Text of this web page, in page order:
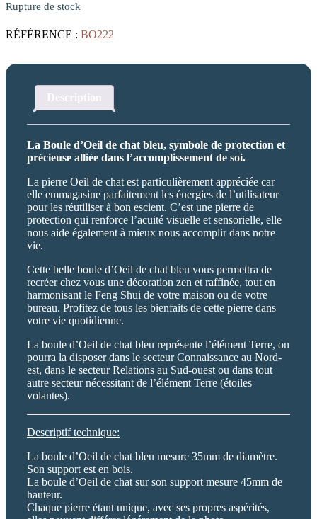
Rupture de stock
RÉFÉRENCE : BO222
Description
La Boule d’Oeil de chat bleu, symbole de protection et
précieuse alliée dans l’accomplissement de soi.
La pierre Oeil de chat est particulièrement appréciée car
elle emmagasine parfaitement les énergies de l’utilisateur
pour les réutiliser à bon escient. C’est une pierre de
protection qui renforce l’acuité visuelle et sensorielle, elle
nous aide également à mieux nous accomplir dans notre
vie.
Cette belle boule d’Oeil de chat bleu vous permettra de
recréer chez vous une décoration zen et raffinée, tout en
harmonisant le Feng Shui de votre maison ou de votre
bureau. Profitez de tous les bienfaits de cette pierre dans
votre vie quotidienne.
La boule d’Oeil de chat bleu représente l’élément Terre, on
pourra la disposer dans le secteur Connaissance au Nord-
est, dans le secteur Relations au Sud-ouest ou dans tout
autre secteur nécessitant de l’élément Terre (étoiles
volantes).
Descriptif technique:
La boule d’Oeil de chat bleu mesure 35mm de diamètre.
Son support est en bois.
La boule d’Oeil de chat sur son support mesure 45mm de
hauteur.
Chaque pierre étant unique, avec ses propres aspérités,